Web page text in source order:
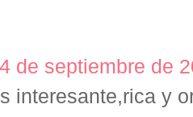
de septiembre de
interesante,rica y